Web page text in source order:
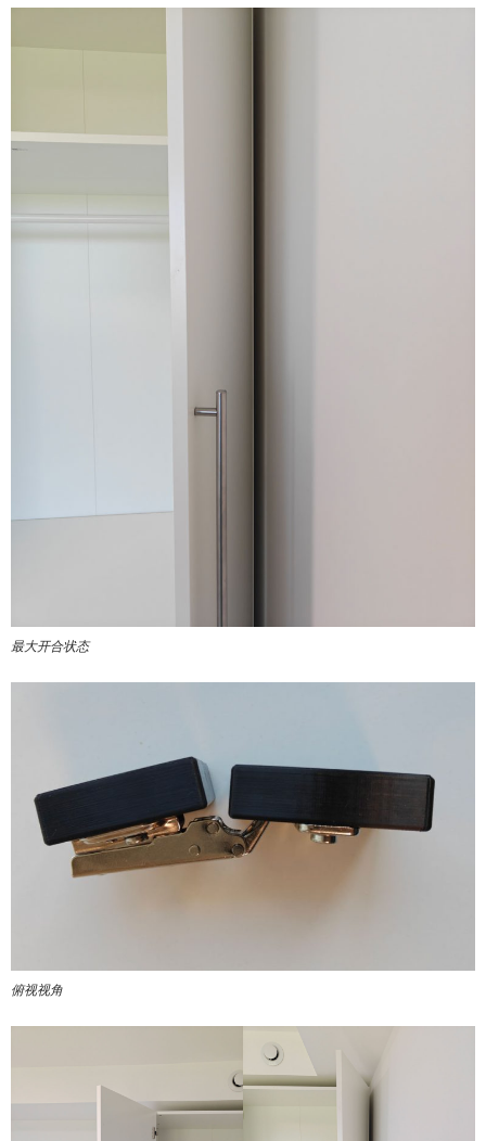
最大开合状态
俯视视角